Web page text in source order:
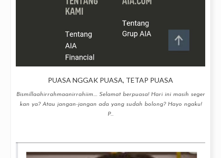
PUASA NGGAK PUASA, TETAP PUASA
Bismillaahirrahmaanirrahiim.... Selamat berpuasa! Hari ini masih seger
kan ya? Atau jangan-jangan ada yang sudah bolong? Hayo ngaku!
P...